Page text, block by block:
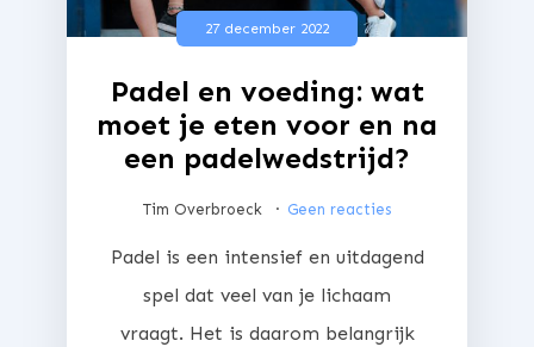
27 december 2022
Padel en voeding: wat
moet je eten voor en na
een padelwedstrijd?
Tim Overbroeck Geen reacties
Padel is een intensief en uitdagend
spel dat veel van je lichaam
vraagt. Het is daarom belangrijk